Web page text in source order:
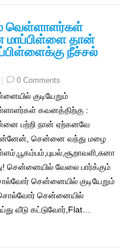
வெள்ளாளர்கள்
தான்
நீச்சல்
0 Comments
குடியேறும்
கவனத்திற்கு :
பற்றி நான் ஏற்கனவே
சென்னை வந்து மழை
சென்னையில் வேலை பார்க்கும்
சென்னையில் குடியேறும்
சொல்வோர் சென்னையில்
வீடு கட்டுவோர்,Flat…